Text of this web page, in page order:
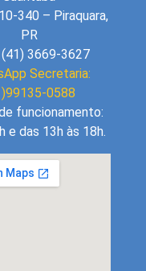
340 – Piraquara,
PR
(41) 3669-3627
Secretaria:
0588
funcionamento:
e das 13h às 18h.